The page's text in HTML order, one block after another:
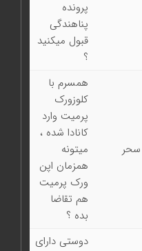
پرونده
پناهندگی
قبول میکنید
؟
سحر
همسرم با
کلوزورک
پرمیت وارد
کانادا شده ،
میتونه
همزمان اپن
ورک پرمیت
هم‌ تقاضا
بده ؟
دوستی دارای